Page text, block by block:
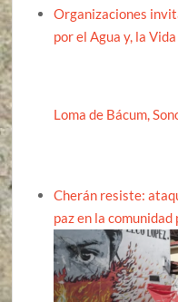
Organizaciones
por el Agua y, la
Loma de Bácum,
Cherán resiste:
paz en la